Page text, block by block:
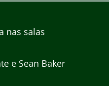
nas salas
e Sean Baker